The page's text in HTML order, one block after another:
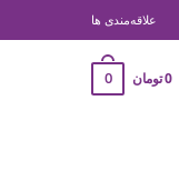
‌علاقه‌مندی ها
0 تومان 0